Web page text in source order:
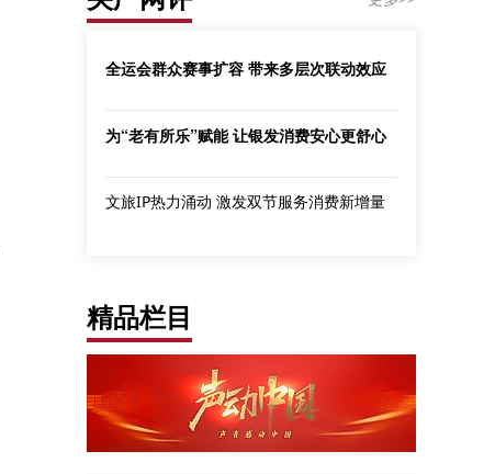
全运会群众赛事扩容 带来多层次联动效应
为“老有所乐”赋能 让银发消费安心更舒心
文旅IP热力涌动 激发双节服务消费新增量
精品栏目